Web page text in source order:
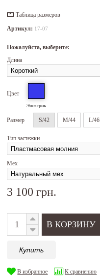
Таблица размеров
Артикул: 17-07
Пожалуйста, выберите:
Длина
Цвет
Электрик
Размер S/42 M/44 L/46
Тип застежки
Мех
3 100 грн.
Купить
В избранное К сравнению